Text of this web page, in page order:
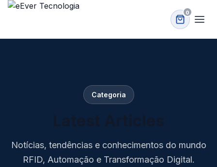
0
Categoria
Notícias, tendências e conhecimentos do mundo
RFID, Automação e Transformação Digital.